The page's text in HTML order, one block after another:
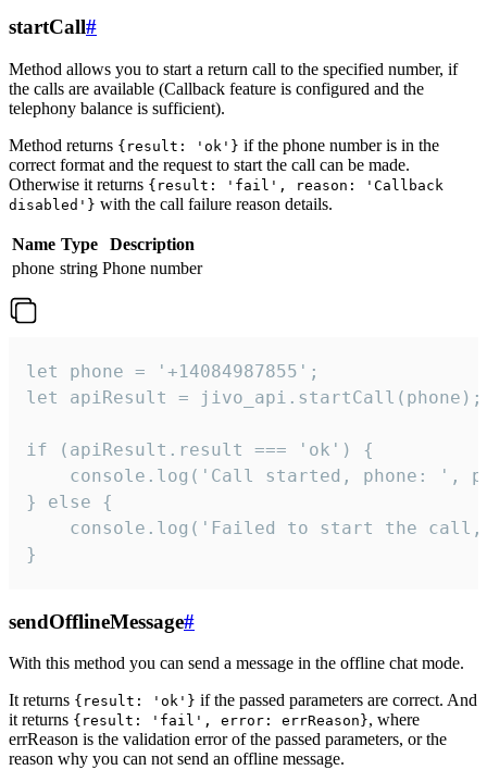
startCall#
Method allows you to start a return call to the specified number, if
the calls are available (Callback feature is configured and the
telephony balance is sufficient).
Method returns {result: 'ok'} if the phone number is in the
correct format and the request to start the call can be made.
Otherwise it returns {result: 'fail', reason: 'Callback
disabled'} with the call failure reason details.
Name Type
Description
phone string Phone number
let phone = '+14084987855';
let apiResult = jivo_api.startCall(phone);
if (apiResult.result === 'ok') {
console.log('Call started, phone: ',
} else {
console.log('Failed to start the
}
sendOfflineMessage#
With this method you can send a message in the offline chat mode.
It returns {result: 'ok'} if the passed parameters are correct. And
it returns {result: 'fail', error: errReason}, where
errReason is the validation error of the passed parameters, or the
reason why you can not send an offline message.